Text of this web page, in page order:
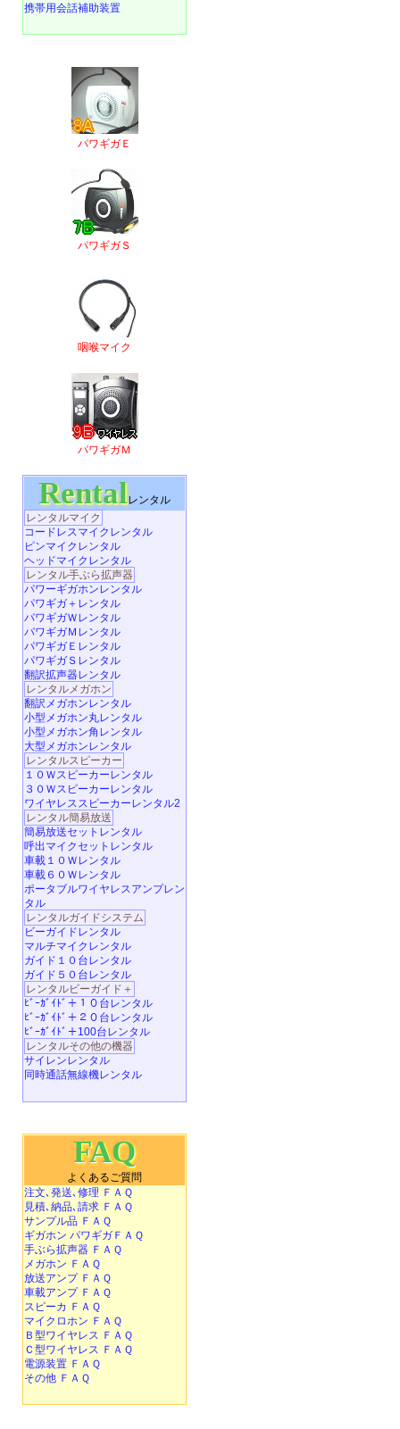
携帯用会話補助装置
パワギガＥ
パワギガＳ
咽喉マイク
パワギガＭ
Rentalレンタル
レンタルマイク
コードレスマイクレンタル
ピンマイクレンタル
ヘッドマイクレンタル
レンタル手ぶら拡声器
パワーギガホンレンタル
パワギガ＋レンタル
パワギガＷレンタル
パワギガＭレンタル
パワギガＥレンタル
パワギガＳレンタル
翻訳拡声器レンタル
レンタルメガホン
翻訳メガホンレンタル
小型メガホン丸レンタル
小型メガホン角レンタル
大型メガホンレンタル
レンタルスピーカー
１０Ｗスピーカーレンタル
３０Ｗスピーカーレンタル
ワイヤレススピーカーレンタル2
レンタル簡易放送
簡易放送セットレンタル
呼出マイクセットレンタル
車載１０Ｗレンタル
車載６０Ｗレンタル
ポータブルワイヤレスアンプレン
タル
レンタルガイドシステム
ビーガイドレンタル
マルチマイクレンタル
ガイド１０台レンタル
ガイド５０台レンタル
レンタルビーガイド＋
ﾋﾞｰｶﾞｲﾄﾞ＋１０台レンタル
ﾋﾞｰｶﾞｲﾄﾞ＋２０台レンタル
ﾋﾞｰｶﾞｲﾄﾞ＋100台レンタル
レンタルその他の機器
サイレンレンタル
同時通話無線機レンタル
FAQ
よくあるご質問
注文､発送､修理 ＦＡＱ
見積､納品､請求 ＦＡＱ
サンプル品 ＦＡＱ
ギガホン パワギガＦＡＱ
手ぶら拡声器 ＦＡＱ
メガホン ＦＡＱ
放送アンプ ＦＡＱ
車載アンプ ＦＡＱ
スピーカ ＦＡＱ
マイクロホン ＦＡＱ
Ｂ型ワイヤレス ＦＡＱ
Ｃ型ワイヤレス ＦＡＱ
電源装置 ＦＡＱ
その他 ＦＡＱ